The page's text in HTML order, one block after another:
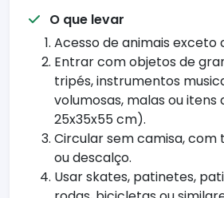
O que levar
Acesso de animais exceto
Entrar com objetos de
tripés, instrumentos
volumosas, malas ou itens
25x35x55 cm).
Circular sem camisa, com
ou descalço.
Usar skates, patinetes,